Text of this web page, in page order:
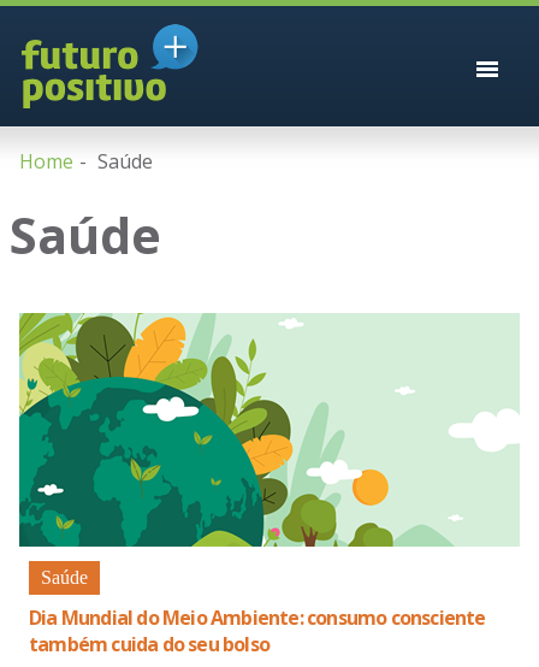
Home Saúde
Saúde
Saúde
Dia Mundial do Meio Ambiente: consumo consciente
também cuida do seu bolso